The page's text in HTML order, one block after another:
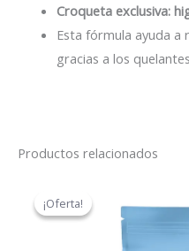
Croqueta exclusiva:
Esta fórmula ayuda a
gracias a los
Productos relacionados
¡Oferta!
¡Oferta!
precio
original
era:
actual
$38,10.